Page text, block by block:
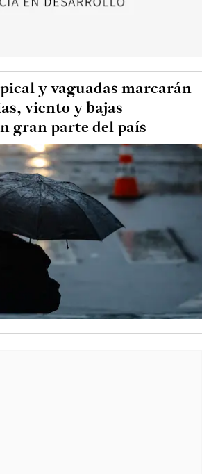
y vaguadas marcarán
viento y bajas
gran parte del país